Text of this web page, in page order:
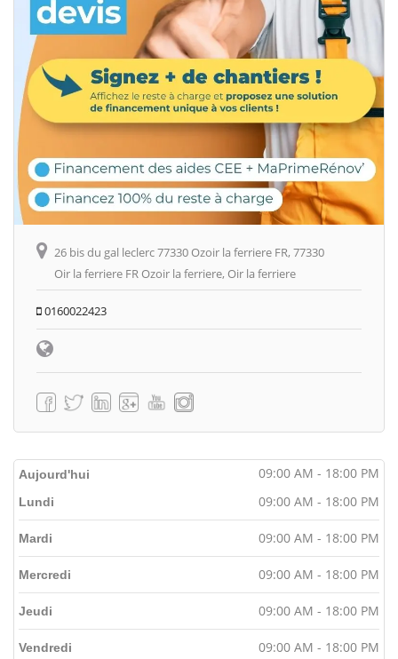
26 bis du gal leclerc 77330 Ozoir la ferriere FR, 77330
Oir la ferriere FR Ozoir la ferriere, Oir la ferriere
0160022423
Aujourd'hui 09:00 AM - 18:00 PM
Lundi 09:00 AM - 18:00 PM
Mardi 09:00 AM - 18:00 PM
Mercredi 09:00 AM - 18:00 PM
Jeudi 09:00 AM - 18:00 PM
Vendredi 09:00 AM - 18:00 PM